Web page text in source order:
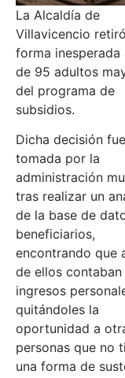
La Alcaldía de
Villavicencio
forma inesperada
de 95 adultos
del programa de
subsidios.
Dicha decisión fue
tomada por la
administración
tras realizar un
de la base de
beneficiarios,
encontrando que
de ellos
ingresos
quitándoles la
oportunidad a
personas que no
una forma de